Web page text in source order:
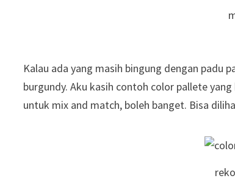
Kalau ada yang masih bingung dengan padu
burgundy. Aku kasih contoh color pallete
untuk mix and match, boleh banget. Bisa